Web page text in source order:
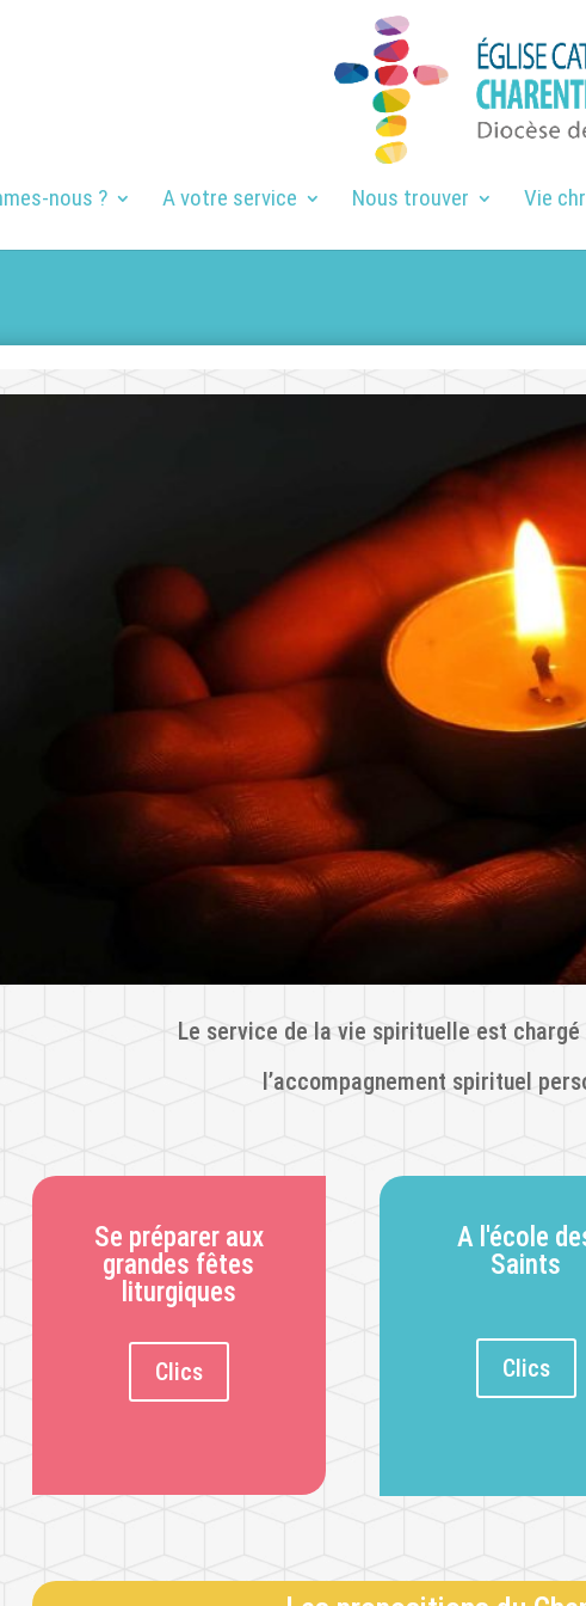
nous ? A votre service Nous trouver Vie
Le service de la vie spirituelle est
l’accompagnement spirituel
Se préparer aux
grandes fêtes
liturgiques
Clics
A l'école
Saints
Clics